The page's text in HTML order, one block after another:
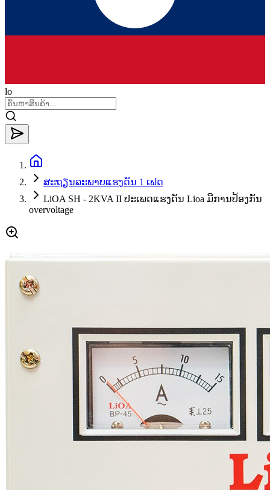
lo
ສະຖຽນລະພາບແຮງດັນ 1 ເຟດ
LiOA SH - 2KVA II ປະເພດແຮງດັນ Lioa ມີການປ້ອງກັນ
overvoltage